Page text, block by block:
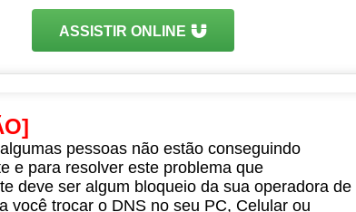
ASSISTIR ONLINE
pessoas não estão conseguindo
e para resolver este problema que
deve ser algum bloqueio da sua operadora de
você trocar o DNS no seu PC, Celular ou